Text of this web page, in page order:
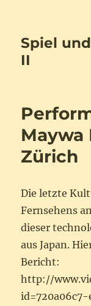
Spiel
II
Maywa
Zürich
Die letzte
Fernsehens
dieser
aus Japan.
Bericht:
http://
id=720a06c7-